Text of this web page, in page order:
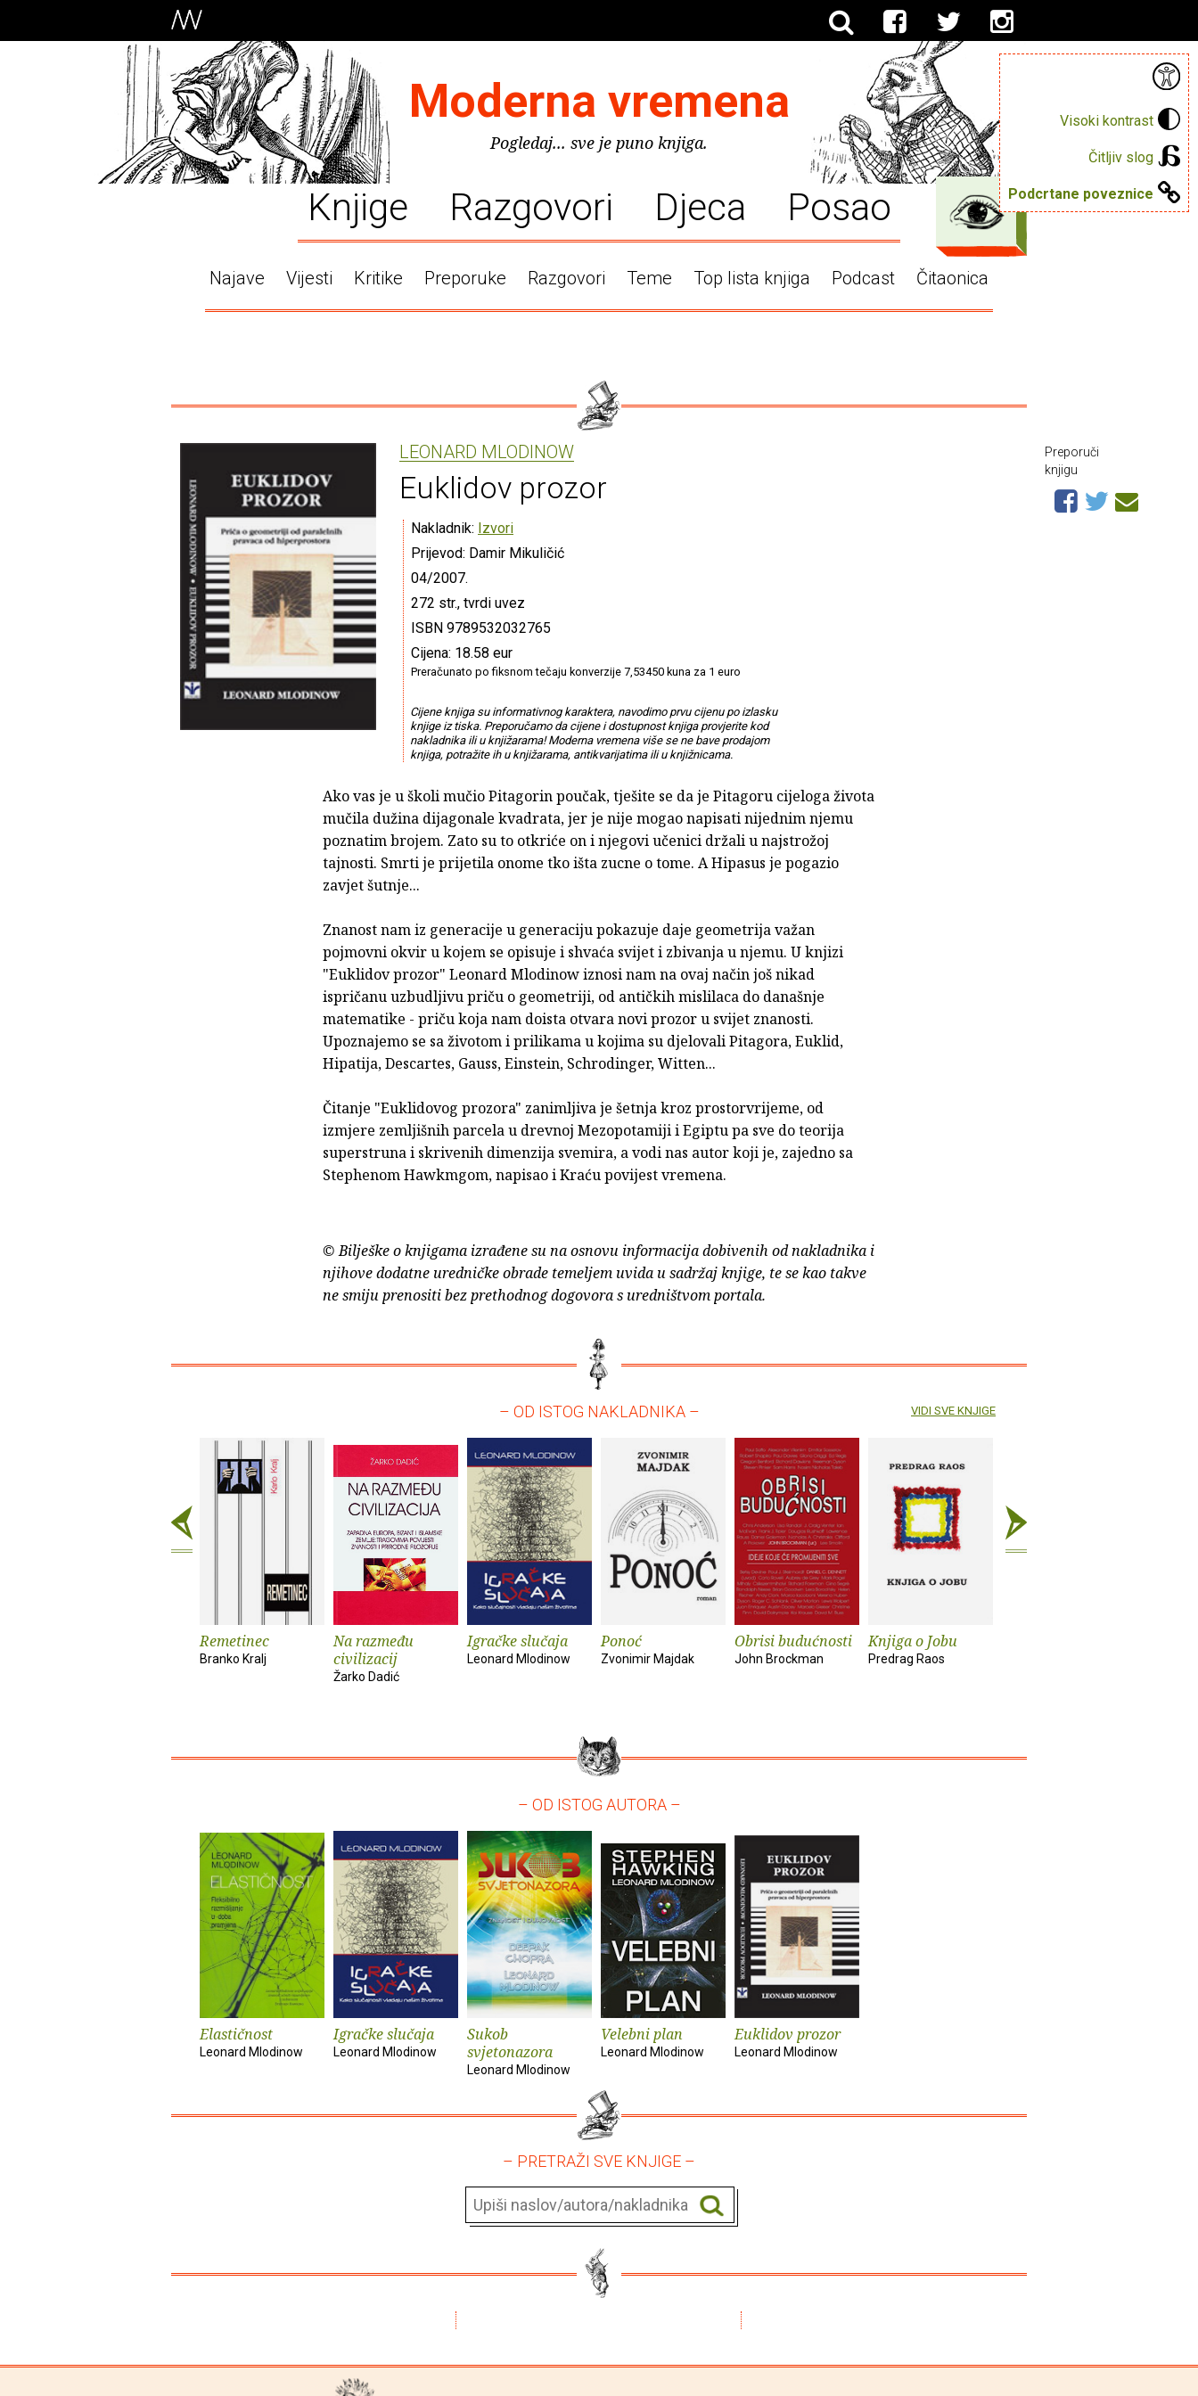
Visoki kontrast
Čitljiv slog
Podcrtane poveznice
Moderna vremena
Pogledaj... sve je puno knjiga.
Knjige Razgovori Djeca Posao
Najave Vijesti Kritike Preporuke Razgovori Teme Top lista knjiga Podcast Čitaonica
LEONARD MLODINOW
Euklidov prozor
Nakladnik: Izvori
Prijevod: Damir Mikuličić
04/2007.
272 str., tvrdi uvez
ISBN 9789532032765
Cijena: 18.58 eur
Preračunato po fiksnom tečaju konverzije 7,53450 kuna za 1 euro
Cijene knjiga su informativnog karaktera, navodimo prvu cijenu po izlasku
knjige iz tiska. Preporučamo da cijene i dostupnost knjiga provjerite kod
nakladnika ili u knjižarama! Moderna vremena više se ne bave prodajom
knjiga, potražite ih u knjižarama, antikvarijatima ili u knjižnicama.
Ako vas je u školi mučio Pitagorin poučak, tješite se da je Pitagoru cijeloga života
mučila dužina dijagonale kvadrata, jer je nije mogao napisati nijednim njemu
poznatim brojem. Zato su to otkriće on i njegovi učenici držali u najstrožoj
tajnosti. Smrti je prijetila onome tko išta zucne o tome. A Hipasus je pogazio
zavjet šutnje...
Znanost nam iz generacije u generaciju pokazuje daje geometrija važan
pojmovni okvir u kojem se opisuje i shvaća svijet i zbivanja u njemu. U knjizi
"Euklidov prozor" Leonard Mlodinow iznosi nam na ovaj način još nikad
ispričanu uzbudljivu priču o geometriji, od antičkih mislilaca do današnje
matematike - priču koja nam doista otvara novi prozor u svijet znanosti.
Upoznajemo se sa životom i prilikama u kojima su djelovali Pitagora, Euklid,
Hipatija, Descartes, Gauss, Einstein, Schrodinger, Witten...
Čitanje "Euklidovog prozora" zanimljiva je šetnja kroz prostorvrijeme, od
izmjere zemljišnih parcela u drevnoj Mezopotamiji i Egiptu pa sve do teorija
superstruna i skrivenih dimenzija svemira, a vodi nas autor koji je, zajedno sa
Stephenom Hawkmgom, napisao i Kraću povijest vremena.
© Bilješke o knjigama izrađene su na osnovu informacija dobivenih od nakladnika i
njihove dodatne uredničke obrade temeljem uvida u sadržaj knjige, te se kao takve
ne smiju prenositi bez prethodnog dogovora s uredništvom portala.
Preporuči
knjigu
– OD ISTOG NAKLADNIKA –
Remetinec
Branko Kralj
Na razmeđu
civilizacij
Žarko Dadić
Igračke slučaja
Leonard Mlodinow
Ponoć
Zvonimir Majdak
Obrisi budućnosti
John Brockman
Knjiga o Jobu
Predrag Raos
VIDI SVE KNJIGE
– OD ISTOG AUTORA –
Elastičnost
Leonard Mlodinow
Igračke slučaja
Leonard Mlodinow
Sukob
svjetonazora
Leonard Mlodinow
Velebni plan
Leonard Mlodinow
Euklidov prozor
Leonard Mlodinow
– PRETRAŽI SVE KNJIGE –